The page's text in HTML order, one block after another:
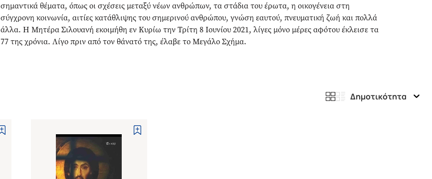
σημαντικά θέματα, όπως οι σχέσεις μεταξύ νέων ανθρώπων, τα στάδια του έρωτα, η οικογένεια στη
σύγχρονη κοινωνία, αιτίες κατάθλιψης του σημερινού ανθρώπου, γνώση εαυτού, πνευματική ζωή και πολλά
άλλα. Η Μητέρα Σιλουανή εκοιμήθη εν Κυρίω την Τρίτη 8 Ιουνίου 2021, λίγες μόνο μέρες αφότου έκλεισε τα
77 της χρόνια. Λίγο πριν από τον θάνατό της, έλαβε το Μεγάλο Σχήμα.
Δημοτικότητα